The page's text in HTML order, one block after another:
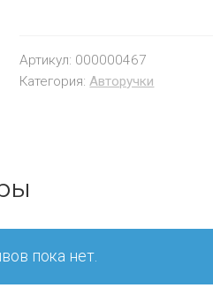
Артикул: 000000467
Категория:Авторучки
пока нет.